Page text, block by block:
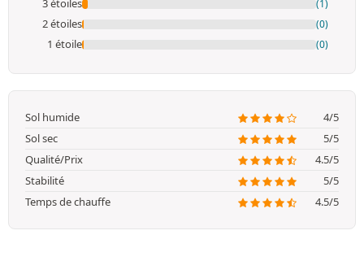
3 étoiles (1)
2 étoiles (0)
1 étoile (0)
Sol humide
4/5
Sol sec
5/5
Qualité/Prix
4.5/5
Stabilité
5/5
Temps de chauffe
4.5/5